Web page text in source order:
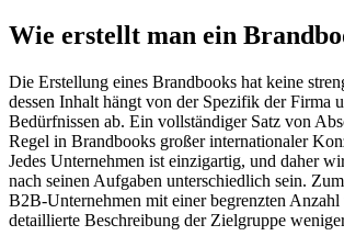
Wie erstellt man ein
Die Erstellung eines Brandbooks hat keine
dessen Inhalt hängt von der Spezifik der Firma
Bedürfnissen ab. Ein vollständiger Satz von
Regel in Brandbooks großer internationaler
Jedes Unternehmen ist einzigartig, und daher
nach seinen Aufgaben unterschiedlich sein.
B2B-Unternehmen mit einer begrenzten
detaillierte Beschreibung der Zielgruppe